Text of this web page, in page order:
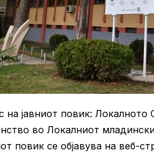
на јавниот повик:
во Локалниот
повик се објавува на веб-